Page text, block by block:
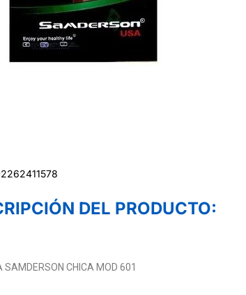
DEL PRODUCTO:
SAMDERSON CHICA MOD 601